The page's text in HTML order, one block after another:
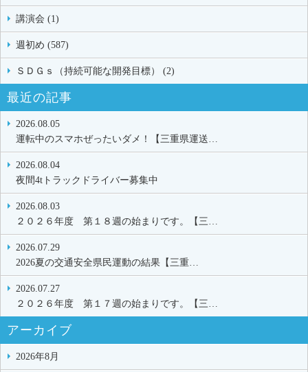
講演会 (1)
週初め (587)
ＳＤＧｓ（持続可能な開発目標） (2)
最近の記事
2026.08.05
運転中のスマホぜったいダメ！【三重県運送…
2026.08.04
夜間4tトラックドライバー募集中
2026.08.03
２０２６年度 第１８週の始まりです。【三…
2026.07.29
2026夏の交通安全県民運動の結果【三重…
2026.07.27
２０２６年度 第１７週の始まりです。【三…
アーカイブ
2026年8月